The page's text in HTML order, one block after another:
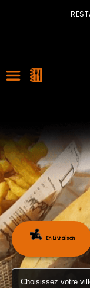
ACCUEIL
LA CARTE
VOTRE COMPTE
NOTRE
VOS AVIS
En Livraison